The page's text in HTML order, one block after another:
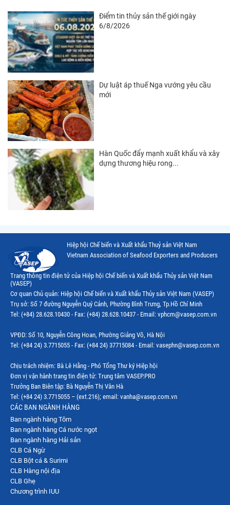
Thị trường New Zealand
Thị trường Đài Loan
Thị trường Hàn Quốc
Thị trường Mỹ
Thị trường EU
Thị trường Nhật Bản
Thị trường Việt Nam
Điểm tin thủy sản thế giới ngày
6/8/2026
Dự luật áp thuế Nga vướng yêu cầu
mới
Hàn Quốc đẩy mạnh xuất khẩu và xây
dựng thương hiệu rong...
Hiệp hội Chế biến và Xuất khẩu Thuỷ sản Việt Nam
Vietnam Association of Seafood Exporters and Producers
Trang thông tin điện tử của Hiệp hội Chế biến và Xuất khẩu Thủy sản Việt Nam
(VASEP)
Cơ quan Chủ quản: Hiệp hội Chế biến và Xuất khẩu Thủy sản Việt Nam (VASEP)
Trụ sở: Số 7 đường Nguyễn Quý Cảnh, Phường Bình Trưng, Tp.Hồ Chí Minh
Tel: (+84) 28.628.10430 - Fax: (+84) 28.628.10437 - Email: vphcm@vasep.com.vn
VPĐD: Số 10, Nguyễn Công Hoan, Phường Giảng Võ, Hà Nội
Tel: (+84 24) 3.7715055 - Fax: (+84 24) 37715084 - Email: vasephn@vasep.com.vn
Chịu trách nhiệm: Bà Lê Hằng - Phó Tổng Thư ký Hiệp hội
Đơn vị vận hành trang tin điện tử: Trung tâm VASEP.PRO
Trưởng Ban Biên tập: Bà Nguyễn Thị Vân Hà
Tel: (+84 24) 3.7715055 – (ext.216); email: vanha@vasep.com.vn
CÁC BAN NGÀNH HÀNG
Ban ngành hàng Tôm
Ban ngành hàng Cá nước ngọt
Ban ngành hàng Hải sản
CLB Cá Ngừ
CLB Bột cá & Surimi
CLB Hàng nội địa
CLB Ghẹ
Chương trình IUU